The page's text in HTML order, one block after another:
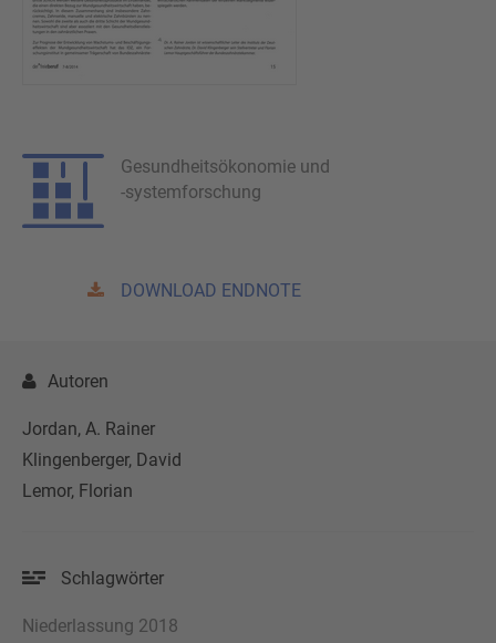
Gesundheitsökonomie und
-systemforschung
DOWNLOAD ENDNOTE
Autoren
Jordan, A. Rainer
Klingenberger, David
Lemor, Florian
Schlagwörter
Niederlassung 2018